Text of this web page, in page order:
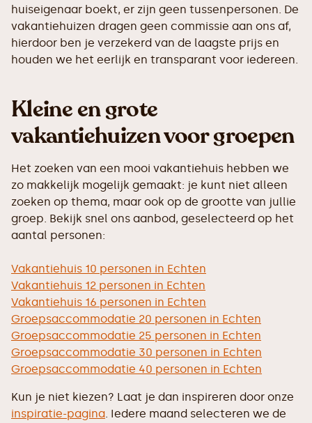
huiseigenaar boekt, er zijn geen tussenpersonen. De
vakantiehuizen dragen geen commissie aan ons af,
hierdoor ben je verzekerd van de laagste prijs en
houden we het eerlijk en transparant voor iedereen.
Kleine en grote
vakantiehuizen voor groepen
Het zoeken van een mooi vakantiehuis hebben we
zo makkelijk mogelijk gemaakt: je kunt niet alleen
zoeken op thema, maar ook op de grootte van jullie
groep. Bekijk snel ons aanbod, geselecteerd op het
aantal personen:
Vakantiehuis 10 personen in Echten
Vakantiehuis 12 personen in Echten
Vakantiehuis 16 personen in Echten
Groepsaccommodatie 20 personen in Echten
Groepsaccommodatie 25 personen in Echten
Groepsaccommodatie 30 personen in Echten
Groepsaccommodatie 40 personen in Echten
Kun je niet kiezen? Laat je dan inspireren door onze
inspiratie-pagina. Iedere maand selecteren we de